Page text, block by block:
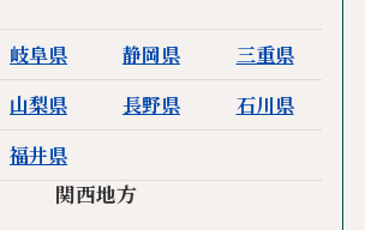
岐阜県 静岡県
三重県
山梨県 長野県
石川県
福井県
関西地方